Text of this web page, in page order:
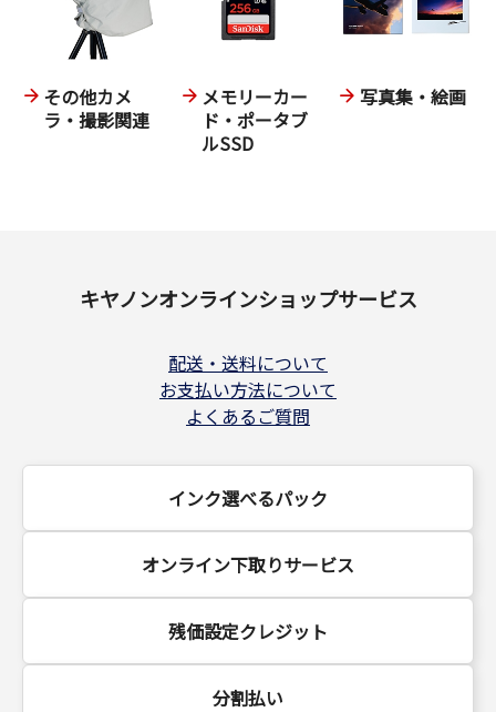
その他カメ
ラ・撮影関連
メモリーカー
ド・ポータブ
ルSSD
写真集・絵画
キヤノンオンラインショップサービス
配送・送料について
お支払い方法について
よくあるご質問
インク選べるパック
オンライン下取りサービス
残価設定クレジット
分割払い